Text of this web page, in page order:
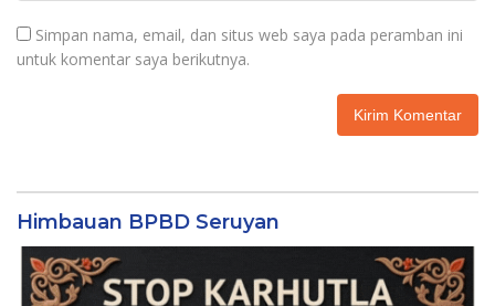
Simpan nama, email, dan situs web saya pada peramban ini
untuk komentar saya berikutnya.
Himbauan BPBD Seruyan